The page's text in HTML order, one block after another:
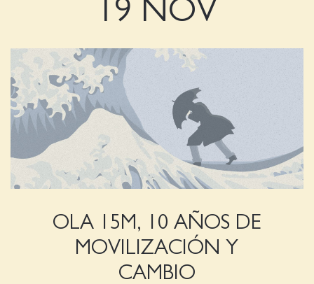
19 NOV
OLA 15M, 10 AÑOS DE
MOVILIZACIÓN Y
CAMBIO